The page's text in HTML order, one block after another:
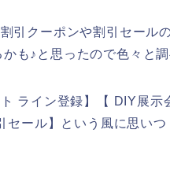
引クーポンや割引セール
も♪と思ったので色々と
ライン登録】【 DIY展示
ール】という風に思い